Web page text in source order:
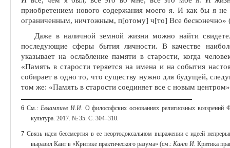
приобретением нового содержания моего я. И как бы я не
ограниченным, ничтожным, п[отому] ч[то] Все бесконечно»
Даже в наличной земной жизни можно найти
последующие сферы бытия личности. В качестве
указывает на ослабление памяти в старости, когда
«Память в старости теряется на имена и на события
собирает в одно то, что существу нужно для бу­дущей,
том же: «Память в старости соединяет все с новым
6 См.: Евлампиев И.И. О философских основаниях религиозных
культура. 2017. № 35. С. 304‒310.
7 Связь идеи бессмертия в ее неортодоксальном выражении с идеей
выразил Кант в «Критике практического ра­зума» (см.: Кант И. Критика